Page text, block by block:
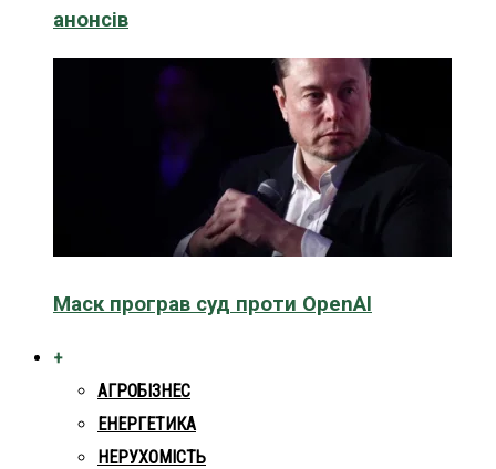
анонсів
Маск програв суд проти OpenAI
+
АГРОБІЗНЕС
ЕНЕРГЕТИКА
НЕРУХОМІСТЬ